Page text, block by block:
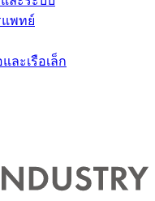
แพทย์
ละเรือเล็ก